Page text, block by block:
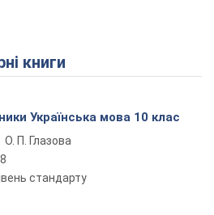
книги
Українська мова 10 клас
О. П. Глазова
стандарту